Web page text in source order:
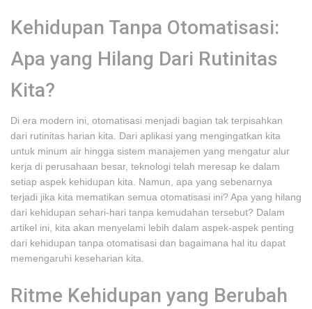
Kehidupan Tanpa Otomatisasi:
Apa yang Hilang Dari Rutinitas
Kita?
Di era modern ini, otomatisasi menjadi bagian tak terpisahkan
dari rutinitas harian kita. Dari aplikasi yang mengingatkan kita
untuk minum air hingga sistem manajemen yang mengatur alur
kerja di perusahaan besar, teknologi telah meresap ke dalam
setiap aspek kehidupan kita. Namun, apa yang sebenarnya
terjadi jika kita mematikan semua otomatisasi ini? Apa yang hilang
dari kehidupan sehari-hari tanpa kemudahan tersebut? Dalam
artikel ini, kita akan menyelami lebih dalam aspek-aspek penting
dari kehidupan tanpa otomatisasi dan bagaimana hal itu dapat
memengaruhi keseharian kita.
Ritme Kehidupan yang Berubah